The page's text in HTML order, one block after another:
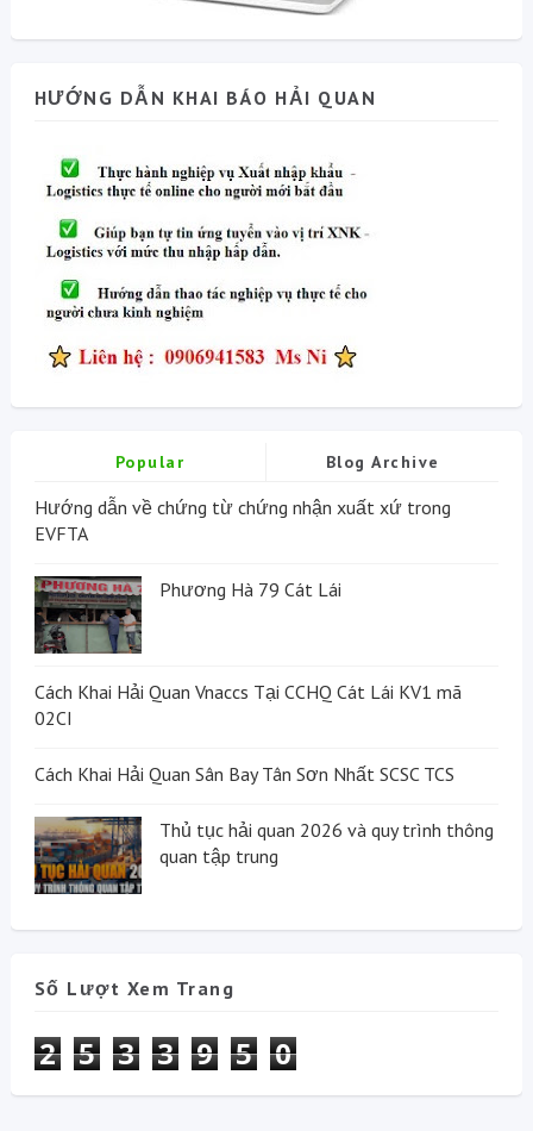
HƯỚNG DẪN KHAI BÁO HẢI QUAN
Popular Blog Archive
Hướng dẫn về chứng từ chứng nhận xuất xứ trong
EVFTA
Phương Hà 79 Cát Lái
Cách Khai Hải Quan Vnaccs Tại CCHQ Cát Lái KV1 mã
02CI
Cách Khai Hải Quan Sân Bay Tân Sơn Nhất SCSC TCS
Thủ tục hải quan 2026 và quy trình thông
quan tập trung
Số Lượt Xem Trang
2 5 3 3 9 5 0